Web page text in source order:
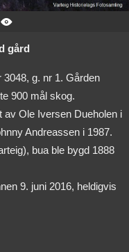

gård
g. nr 1. Gården
900 mål skog.
av Ole Iversen Dueholen i
Andreassen i 1987.
bua ble bygd 1888
9. juni 2016, heldigvis